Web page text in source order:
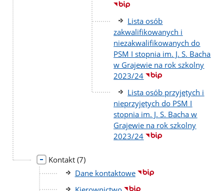
Lista osób
zakwalifikowanych i
niezakwalifikowanych do
PSM I stopnia im. J. S. Bacha
w Grajewie na rok szkolny
2023/24
Lista osób przyjętych i
nieprzyjętych do PSM I
stopnia im. J. S. Bacha w
Grajewie na rok szkolny
2023/24
Kontakt liczba
podstron
(7)
Dane kontaktowe